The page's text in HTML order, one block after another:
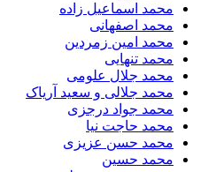
محمد اسماعیل زاده
محمد اصفهانی
محمد امین زمردین
محمد تنهایی
محمد جلال علومی
محمد جلالی و سعید آریاک
محمد جواد درجزی
محمد حاجت نیا
محمد حسن عزیزی
محمد حسین